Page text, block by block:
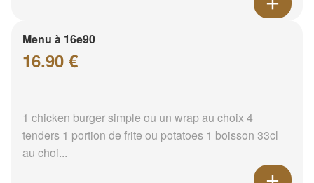
Menu à 16e90
16.90 €
1 chicken burger simple ou un wrap au choix 4
tenders 1 portion de frite ou potatoes 1 boisson 33cl
au choi...